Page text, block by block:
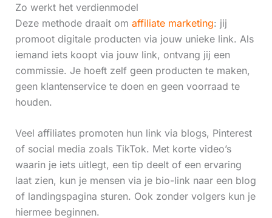
Zo werkt het verdienmodel
Deze methode draait om affiliate marketing: jij
promoot digitale producten via jouw unieke link. Als
iemand iets koopt via jouw link, ontvang jij een
commissie. Je hoeft zelf geen producten te maken,
geen klantenservice te doen en geen voorraad te
houden.
Veel affiliates promoten hun link via blogs, Pinterest
of social media zoals TikTok. Met korte video’s
waarin je iets uitlegt, een tip deelt of een ervaring
laat zien, kun je mensen via je bio-link naar een blog
of landingspagina sturen. Ook zonder volgers kun je
hiermee beginnen.